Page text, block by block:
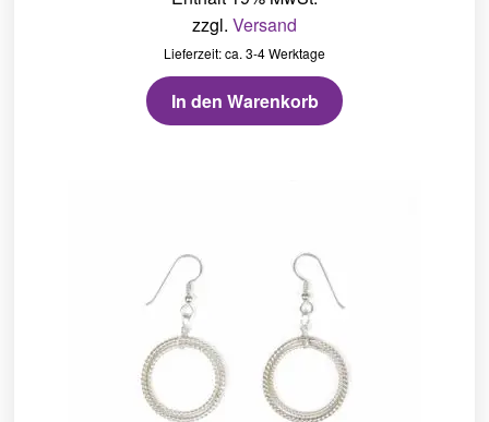
zzgl. Versand
Lieferzeit: ca. 3-4 Werktage
In den Warenkorb